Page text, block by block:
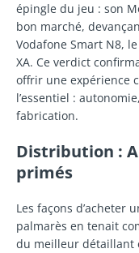
épingle du jeu : son
bon marché,
Vodafone Smart N8,
XA. Ce verdict
offrir une expérience
l’essentiel :
fabrication.
Distribution :
primés
Les façons d’acheter
palmarès en tenait
du meilleur détaillant